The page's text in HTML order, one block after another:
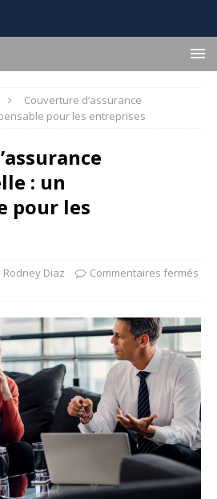
Couverture d’assurance
pour les entreprises
: un
pour les
Rodney Diaz Commentaires fermés